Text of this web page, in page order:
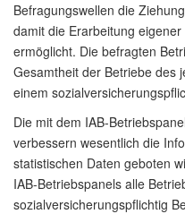
Befragungswellen die
damit die Erarbeitung
ermöglicht. Die befragten
Gesamtheit der Betriebe des
einem
Die mit dem IAB-
verbessern wesentlich die
statistischen Daten geboten
IAB-Betriebspanels alle
sozialversicherungspflichtig